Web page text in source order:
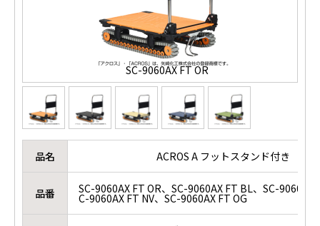
SC-9060AX FT OR
品名 ACROS A フットスタンド付き
品番 SC-9060AX FT OR、SC-9060AX FT BL、SC-9060AX
C-9060AX FT NV、SC-9060AX FT OG